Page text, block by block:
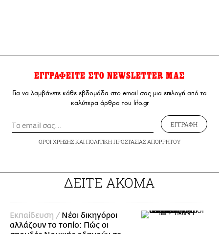
ΕΓΓΡΑΦΕΙΤΕ ΣΤΟ NEWSLETTER ΜΑΣ
Για να λαμβάνετε κάθε εβδομάδα στο email σας μια επιλογή από τα
καλύτερα άρθρα του lifo.gr
ΕΓΓΡΑΦΗ
ΟΡΟΙ ΧΡΗΣΗΣΚΑΙ ΠΟΛΙΤΙΚΗ ΠΡΟΣΤΑΣΙΑΣ ΑΠΟΡΡΗΤΟΥ
ΔΕΙΤΕ ΑΚΟΜΑ
Εκπαίδευση / Νέοι δικηγόροι
αλλάζουν το τοπίο: Πώς οι